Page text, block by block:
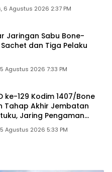
6 Agustus 2026 2:37 PM
Jaringan Sabu Bone-
dan Tiga Pelaku
Agustus 2026 7:33 PM
ke-129 Kodim 1407/Bone
Tahap Akhir Jembatan
Jaring Pengaman
Agustus 2026 5:33 PM